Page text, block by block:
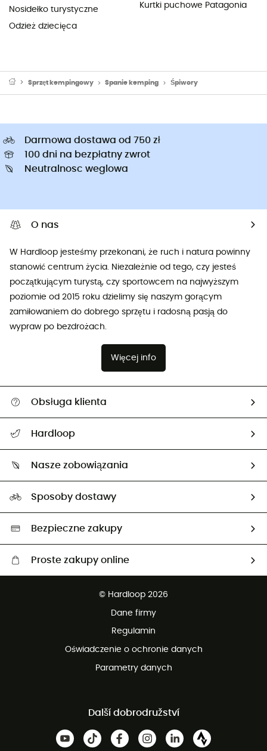
Nosidełko turystyczne
Odzież dziecięca
Kurtki puchowe Patagonia
Sprzęt kempingowy Spanie kemping Śpiwory
Darmowa dostawa od 750 zł
100 dni na bezpłatny zwrot
Neutralnosc weglowa
O nas
W Hardloop jesteśmy przekonani, że ruch i natura powinny
stanowić centrum życia. Niezależnie od tego, czy jesteś
początkującym turystą, czy sportowcem na najwyższym
poziomie od 2015 roku dzielimy się naszym gorącym
zamiłowaniem do dobrego sprzętu i radosną pasją do
wypraw po bezdrożach.
Więcej info
Obsługa klienta
Zwrot artykułów i zwrot środków
Hardloop
Ambasadorzy
Nasze zobowiązania
Wybrane produkty eko
Sposoby dostawy
Bezpieczne zakupy
Proste zakupy online
© Hardloop 2026
Dane firmy
Regulamin
Oświadczenie o ochronie danych
Parametry danych
Další dobrodružství